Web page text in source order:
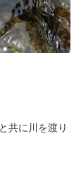
共に川を渡り